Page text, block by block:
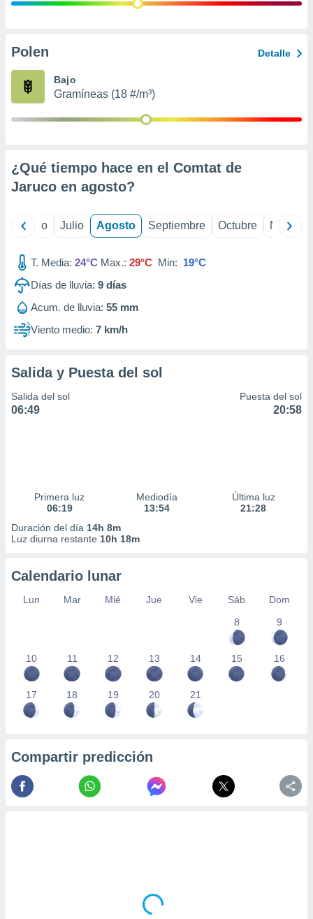
e
publicidad
Polen Detalle
Bajo
Gramíneas (18 #/m³)
¿Qué tiempo hace en el Comtat de
Jaruco en agosto?
Junio Julio Agosto Septiembre Octubre
T. Media: 24°C Max.: 29°C Min: 19°C
Días de lluvia: 9 días
Acum. de lluvia: 55 mm
Viento medio: 7 km/h
Salida y Puesta del sol
Salida del sol
06:49
Puesta del sol
20:58
Primera luz
06:19
Mediodía
13:54
Última luz
21:28
Duración del día 14h 8m
Luz diurna restante 10h 18m
Calendario lunar
Lun Mar Mié Jue Vie Sáb
Dom
8
9
10 11 12 13 14 15 16
17 18 19 20 21
Compartir predicción